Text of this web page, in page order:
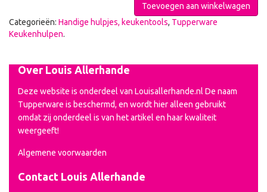
Toevoegen aan winkelwagen
Categorieën: Handige hulpjes, keukentools, Tupperware
Keukenhulpen.
Over Louis Allerhande
Deze website is onderdeel van Louisallerhande.nl De naam
Tupperware is beschermd, en wordt hier alleen gebruikt
omdat zij onderdeel is van het artikel en haar kwaliteit
weergeeft!
Algemene voorwaarden
Contact Louis Allerhande